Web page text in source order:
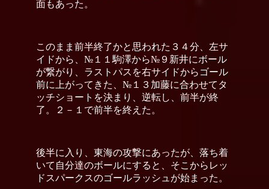
面もあった。
このまま前半終了かと思われた３４分、左サ
イドから、№１１駒澤から№９新井にボール
が繋がり、ラストパスを右サイドからゴール
前に上がってきた、№１３加藤に合わせてタ
ッチショートを決まり、逆転し、前半が終
了。２－１で前半を終えた。
後半に入り、東海の攻撃にあったが、落ち着
いて自分達のボールにすると、そこからレッ
ドスパークスのゴールラッシュが始まった。